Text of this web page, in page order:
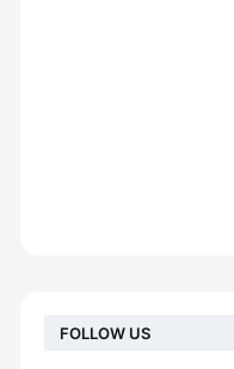
FOLLOW US